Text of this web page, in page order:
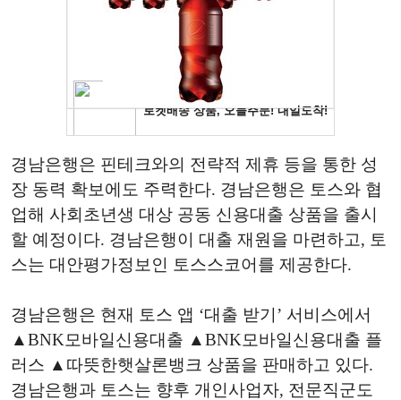
경남은행은 핀테크와의 전략적 제휴 등을 통한 성
장 동력 확보에도 주력한다. 경남은행은 토스와 협
업해 사회초년생 대상 공동 신용대출 상품을 출시
할 예정이다. 경남은행이 대출 재원을 마련하고, 토
스는 대안평가정보인 토스스코어를 제공한다.
경남은행은 현재 토스 앱 ‘대출 받기’ 서비스에서
▲BNK모바일신용대출 ▲BNK모바일신용대출 플
러스 ▲따뜻한햇살론뱅크 상품을 판매하고 있다.
경남은행과 토스는 향후 개인사업자, 전문직군도